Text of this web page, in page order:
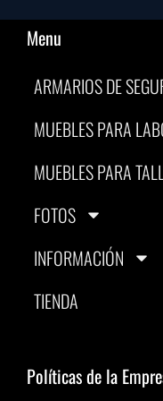
Menu
ARMARIOS DE
MUEBLES PARA
MUEBLES PARA
FOTOS
INFORMACIÓN
TIENDA
Políticas de la